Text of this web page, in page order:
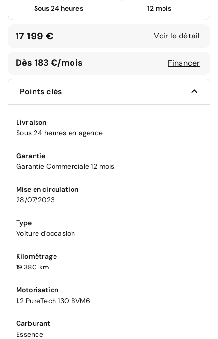
Sous 24 heures 12 mois
17 199 € Voir le détail
Dès 183 €/mois Financer
Points clés
Livraison
Sous 24 heures en agence
Garantie
Garantie Commerciale 12 mois
Mise en circulation
28/07/2023
Type
Voiture d'occasion
Kilométrage
19 380 km
Motorisation
1.2 PureTech 130 BVM6
Carburant
Essence